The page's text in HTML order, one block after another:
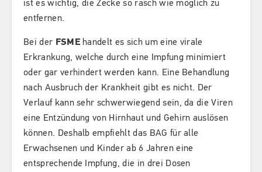
ist es wichtig, die Zecke so rasch wie möglich zu
entfernen.
Bei der FSMEhandelt es sich um eine virale
Erkrankung, welche durch eine Impfung minimiert
oder gar verhindert werden kann. Eine Behandlung
nach Ausbruch der Krankheit gibt es nicht. Der
Verlauf kann sehr schwerwiegend sein, da die Viren
eine Entzündung von Hirnhaut und Gehirn auslösen
können. Deshalb empfiehlt das BAG für alle
Erwachsenen und Kinder ab 6 Jahren eine
entsprechende Impfung, die in drei Dosen